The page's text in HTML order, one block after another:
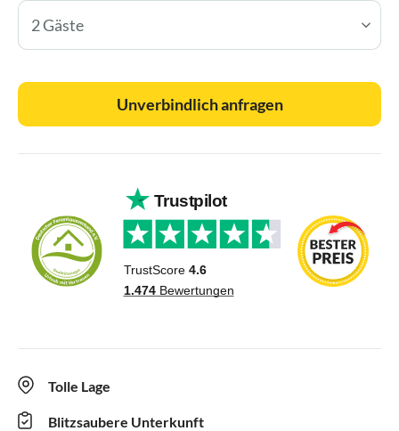
2 Gäste
Unverbindlich anfragen
Tolle Lage
Blitzsaubere Unterkunft